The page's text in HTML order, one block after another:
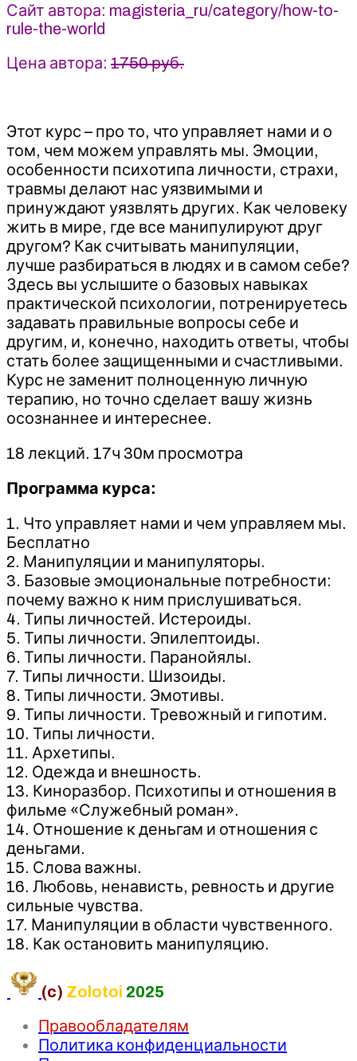
Сайт автора: magisteria_ru/category/how-to-
rule-the-world
Цена автора: 1750 руб.
Этот курс – про то, что управляет нами и о
том, чем можем управлять мы. Эмоции,
особенности психотипа личности, страхи,
травмы делают нас уязвимыми и
принуждают уязвлять других. Как человеку
жить в мире, где все манипулируют друг
другом? Как считывать манипуляции,
лучше разбираться в людях и в самом себе?
Здесь вы услышите о базовых навыках
практической психологии, потренируетесь
задавать правильные вопросы себе и
другим, и, конечно, находить ответы, чтобы
стать более защищенными и счастливыми.
Курс не заменит полноценную личную
терапию, но точно сделает вашу жизнь
осознаннее и интереснее.
18 лекций. 17ч 30м просмотра
Программа курса:
1. Что управляет нами и чем управляем мы.
Бесплатно
2. Манипуляции и манипуляторы.
3. Базовые эмоциональные потребности:
почему важно к ним прислушиваться.
4. Типы личностей. Истероиды.
5. Типы личности. Эпилептоиды.
6. Типы личности. Паранойялы.
7. Типы личности. Шизоиды.
8. Типы личности. Эмотивы.
9. Типы личности. Тревожный и гипотим.
10. Типы личности.
11. Архетипы.
12. Одежда и внешность.
13. Киноразбор. Психотипы и отношения в
фильме «Служебный роман».
14. Отношение к деньгам и отношения с
деньгами.
15. Слова важны.
16. Любовь, ненависть, ревность и другие
сильные чувства.
17. Манипуляции в области чувственного.
18. Как остановить манипуляцию.
(c) Zolotoi 2025
Правообладателям
Политика конфиденциальности